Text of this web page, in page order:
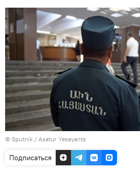
© Sputnik / Asatur Yesayants
Подписаться